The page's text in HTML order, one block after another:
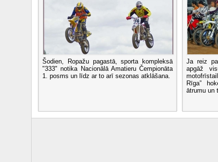
Šodien, Ropažu pagastā, sporta kompleksā
"333" notika Nacionālā Amatieru Čempionāta
1. posms un līdz ar to arī sezonas atklāšana.
Ja reiz
apgāž
Rīga”
ātrumu un